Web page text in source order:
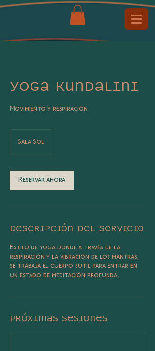
Yoga kundalini
Movimiento y respiración
Sala Sol
Reservar ahora
Descripción del servicio
Estilo de yoga donde a través de la
respiración y la vibración de los mantras,
se trabaja el cuerpo sutil para entrar en
un estado de meditación profunda.
Próximas sesiones